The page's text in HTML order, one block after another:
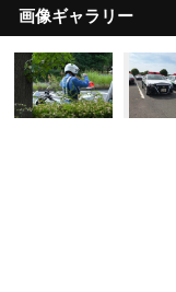
画像ギャラリー